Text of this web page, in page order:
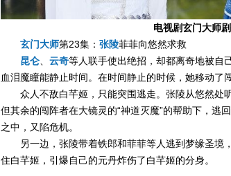
电视剧玄门大师
玄门大师第23集： 张陵菲菲向悠然求救
昆仑、 云奇等人联手使出绝招，却都离奇地被自
血泪魔瞳能静止时间。在时间静止的时候，她移动了
众人不敌白芊姬，只能突围逃走。张陵从悠然处
但其余的闯阵者在大镜灵的“神道灭魔”的帮助下，逃
之中，又陷危机。
另一边，张陵带着铁郎和菲菲等人逃到梦缘圣
住白芊姬，引爆自己的元丹炸伤了白芊姬的分身。